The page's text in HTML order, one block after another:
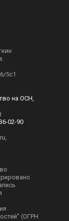
5с1
на ОСН,
02-90
,
(ОГРН